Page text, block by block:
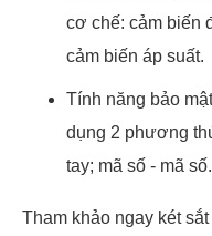
cơ chế: cảm biến
cảm biến áp suất.
Tính năng bảo
dụng 2 phương
tay; mã số - mã số.
Tham khảo ngay két